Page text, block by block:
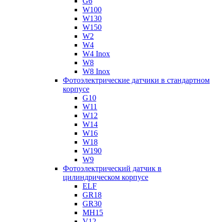
W100
W130
W150
W2
W4
W4 Inox
W8
W8 Inox
Фотоэлектрические датчики в стандартном
корпусе
G10
W11
W12
W14
W16
W18
W190
W9
Фотоэлектрический датчик в
цилиндрическом корпусе
ELF
GR18
GR30
MH15